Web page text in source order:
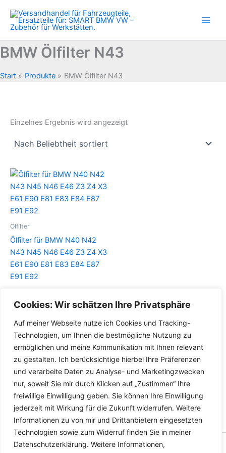
Cookies: Wir schätzen Ihre Privatsphäre
Auf meiner Webseite nutze ich Cookies und Tracking-
Technologien, um Ihnen die bestmögliche Nutzung zu
ermöglichen und meine Kommunikation mit Ihnen relevant
zu gestalten. Ich berücksichtige hierbei Ihre Präferenzen
und verarbeite Daten zu Analyse- und Marketingzwecken
nur, soweit Sie mir durch Klicken auf „Zustimmen“ Ihre
freiwillige Einwilligung geben. Sie können Ihre Einwilligung
jederzeit mit Wirkung für die Zukunft widerrufen. Weitere
Informationen zu von mir und Drittanbietern eingesetzten
Technologien sowie zum Widerruf finden Sie in meiner
Datenschutzerklärung. Weitere Informationen,
Inhalt
springen
BMW Ölfilter N43
Start Produkte BMW Ölfilter N43
Einzelnes Ergebnis wird angezeigt
Ölfilter
Ölfilter für BMW N40 N42
N43 N45 N46 E46 Z3 Z4 X3
E61 E90 E81 E83 E84 E87
E91 E92
Details
Copyright © 2026 Versandhandel für Fahrzeugteile, Ersatzteile